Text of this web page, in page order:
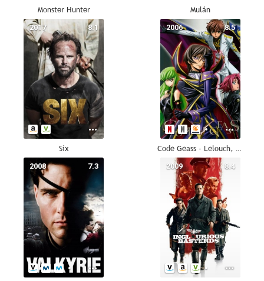
Monster Hunter Mulán
8.1
2017
Six
8.5
2006
Code Geass - Lelouch, el de la Rebelión
7.3
2008 8.4
2009